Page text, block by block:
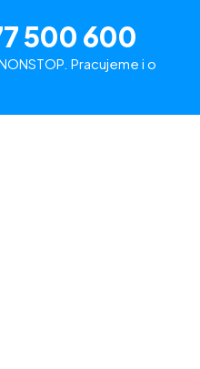
500 600
Pracujeme i o